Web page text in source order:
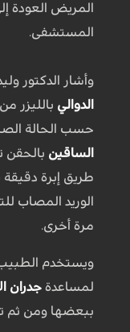
المريض العودة
المستشفى.
وأشار الدكتور
الدوالي بالليزر
حسب الحالة
الساقين بالحقن
طريق إبرة
الوريد المصاب
مرة أخرى.
ويستخدم
لمساعدة جدران
ببعضها ومن ثم